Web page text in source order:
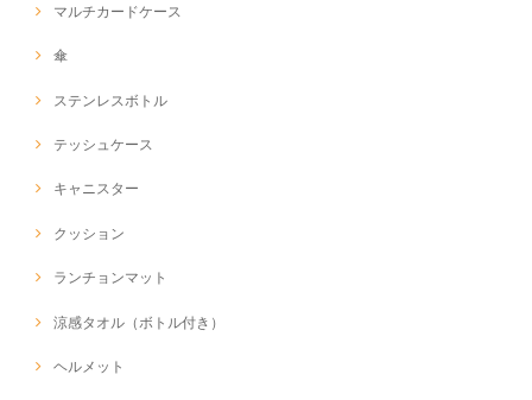
マルチカードケース
傘
ステンレスボトル
テッシュケース
キャニスター
クッション
ランチョンマット
涼感タオル（ボトル付き）
ヘルメット